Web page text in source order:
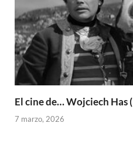
El cine de… Wojciech Has
7 marzo, 2026